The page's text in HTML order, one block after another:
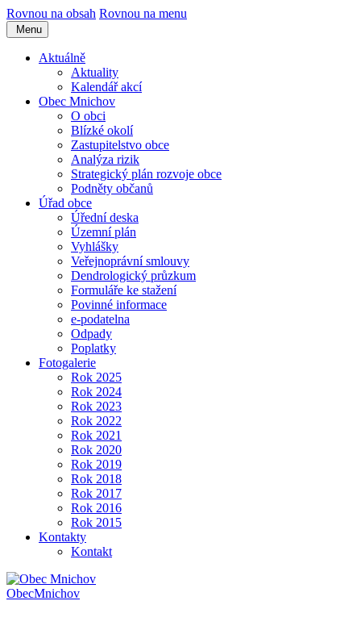
Rovnou na obsah Rovnou na menu
Menu
Aktuálně
Aktuality
Kalendář akcí
Obec Mnichov
O obci
Blízké okolí
Zastupitelstvo obce
Analýza rizik
Strategický plán rozvoje obce
Podněty občanů
Úřad obce
Úřední deska
Územní plán
Vyhlášky
Veřejnoprávní smlouvy
Dendrologický průzkum
Formuláře ke stažení
Povinné informace
e-podatelna
Odpady
Poplatky
Fotogalerie
Rok 2025
Rok 2024
Rok 2023
Rok 2022
Rok 2021
Rok 2020
Rok 2019
Rok 2018
Rok 2017
Rok 2016
Rok 2015
Kontakty
Kontakt
ObecMnichov